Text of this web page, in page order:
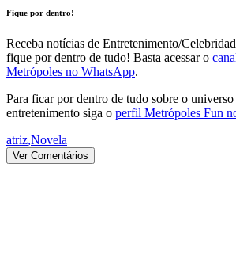
Fique por dentro!
Receba notícias de Entretenimento/
fique por dentro de tudo! Basta acessar o
Metrópoles no WhatsApp.
Para ficar por dentro de tudo sobre o
entretenimento siga o perfil Metrópoles Fun
atriz,Novela
Ver Comentários